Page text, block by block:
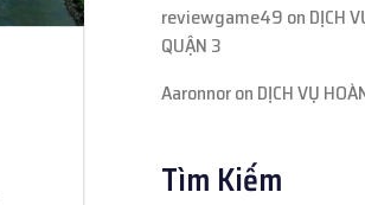
reviewgame49 on DỊCH
QUẬN 3
Aaronnoron DỊCH VỤ
Tìm Kiếm